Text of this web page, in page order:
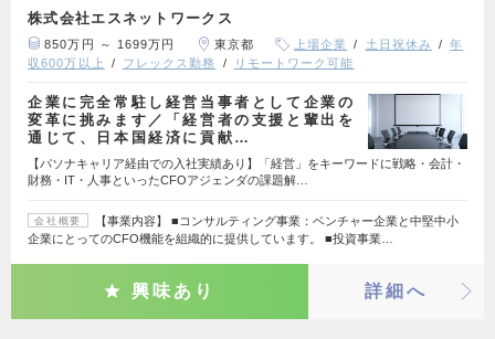
株式会社エスネットワークス
850万円 ～ 1699万円 東京都 上場企業 土日祝休み
年
収600万以上
フレックス勤務 リモートワーク可能
企業に完全常駐し経営当事者として企業の
変革に挑みます／「経営者の支援と輩出を
通じて、日本国経済に貢献…
【パソナキャリア経由での入社実績あり】「経営」をキーワードに戦略・会計・
財務・IT・人事といったCFOアジェンダの課題解…
会社概要
【事業内容】 ■コンサルティング事業：ベンチャー企業と中堅中小
企業にとってのCFO機能を組織的に提供しています。 ■投資事業…
興味あり 詳細へ